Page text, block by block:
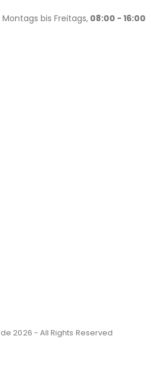
bis Freitags, 08:00 - 16:00
2026 - All Rights Reserved